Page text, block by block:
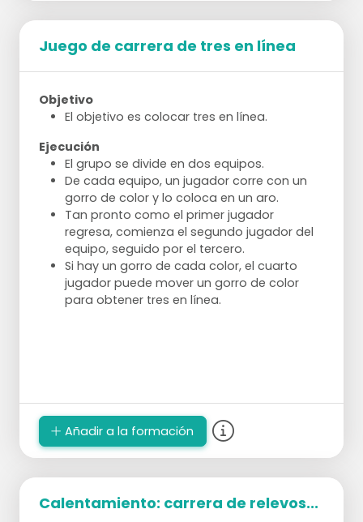
directamente hacia el cono 2.
Mueve con pasos rápidos y pequeños
Desde cada cono, siempre regresa
Repite: avanza hacia el siguiente cono
hasta que se hayan completado los
cuatro.
Mantén un ritmo alto y una postura
baja.
Fase 2: Deslizamiento en eslalon
Después del cuarto cono: avanza
directamente a la segunda fila de
cuatro conos.
Deslízate lateralmente haciendo
eslalon entre los conos.
Mantén el torso bajo y los brazos
toca el cono.
Vuelve corriendo.
Toca al siguiente jugador.
Forma de competición
Dos o tres equipos compiten entre sí.
Punto para el equipo que primero tenga a
Juego de carrera de tres en línea
Objetivo
El objetivo es colocar tres en línea.
Ejecución
El grupo se divide en dos equipos.
De cada equipo, un jugador corre con un
gorro de color y lo coloca en un aro.
Tan pronto como el primer jugador
regresa, comienza el segundo jugador del
equipo, seguido por el tercero.
Si hay un gorro de cada color, el cuarto
jugador puede mover un gorro de color
para obtener tres en línea.
Añadir a la formación
Calentamiento: carrera de relevos...